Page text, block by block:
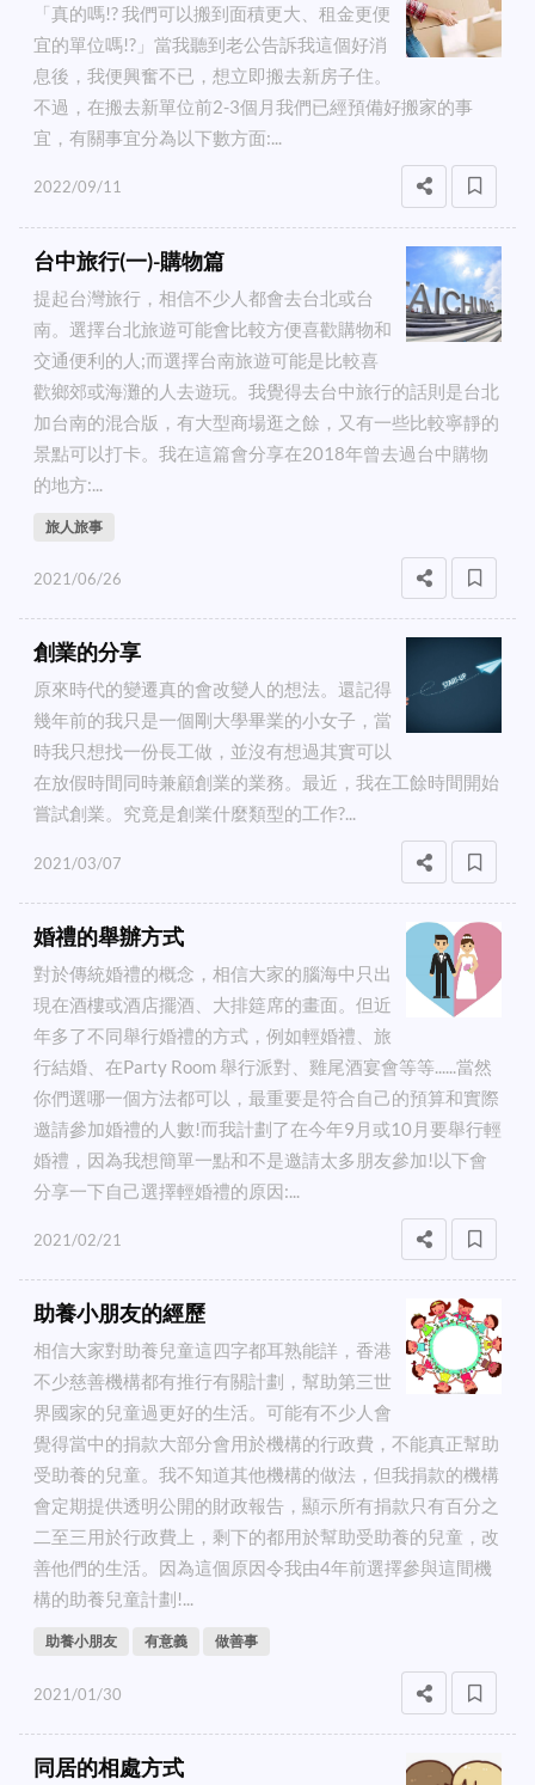
「真的嗎!? 我們可以搬到面積更大、租金更便
宜的單位嗎!?」當我聽到老公告訴我這個好消
息後，我便興奮不已，想立即搬去新房子住。
不過，在搬去新單位前2-3個月我們已經預備好搬家的事
宜，有關事宜分為以下數方面:...
2022/09/11
台中旅行(一)-購物篇
提起台灣旅行，相信不少人都會去台北或台
南。選擇台北旅遊可能會比較方便喜歡購物和
交通便利的人;而選擇台南旅遊可能是比較喜
歡鄉郊或海灘的人去遊玩。我覺得去台中旅行的話則是台北
加台南的混合版，有大型商場逛之餘，又有一些比較寧靜的
景點可以打卡。我在這篇會分享在2018年曾去過台中購物
的地方:...
旅人旅事
2021/06/26
創業的分享
原來時代的變遷真的會改變人的想法。還記得
幾年前的我只是一個剛大學畢業的小女子，當
時我只想找一份長工做，並沒有想過其實可以
在放假時間同時兼顧創業的業務。最近，我在工餘時間開始
嘗試創業。究竟是創業什麼類型的工作?...
2021/03/07
婚禮的舉辦方式
對於傳統婚禮的概念，相信大家的腦海中只出
現在酒樓或酒店擺酒、大排筵席的畫面。但近
年多了不同舉行婚禮的方式，例如輕婚禮、旅
行結婚、在Party Room 舉行派對、雞尾酒宴會等等......當然
你們選哪一個方法都可以，最重要是符合自己的預算和實際
邀請參加婚禮的人數!而我計劃了在今年9月或10月要舉行輕
婚禮，因為我想簡單一點和不是邀請太多朋友參加!以下會
分享一下自己選擇輕婚禮的原因:...
2021/02/21
助養小朋友的經歷
相信大家對助養兒童這四字都耳熟能詳，香港
不少慈善機構都有推行有關計劃，幫助第三世
界國家的兒童過更好的生活。可能有不少人會
覺得當中的捐款大部分會用於機構的行政費，不能真正幫助
受助養的兒童。我不知道其他機構的做法，但我捐款的機構
會定期提供透明公開的財政報告，顯示所有捐款只有百分之
二至三用於行政費上，剩下的都用於幫助受助養的兒童，改
善他們的生活。因為這個原因令我由4年前選擇參與這間機
構的助養兒童計劃!...
助養小朋友 有意義 做善事
2021/01/30
同居的相處方式